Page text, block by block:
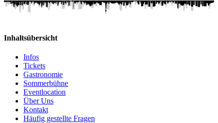
Inhaltsübersicht
Infos
Tickets
Gastronomie
Sommerbühne
Eventlocation
Über Uns
Kontakt
Häufig gestellte Fragen